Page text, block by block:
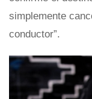
simplemente
conductor”.